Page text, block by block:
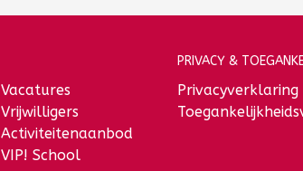
Vacatures
Vrijwilligers
Activiteitenaanbod
VIP! School
PRIVACY &
Privacyverklaring